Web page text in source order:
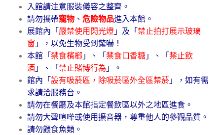
入館請注意服裝儀容之整齊。
請勿攜帶寵物 、 危險物品進入本館。
展館內「嚴禁使用閃光燈」及「禁止拍打展示玻璃
窗 」，以免生物受到驚嚇！
本館 「禁食檳榔」、「禁食口香糖」 、「禁止飲
酒」 、「禁止賭博行為 」
。
館內 「設有吸菸區，除吸菸區外全區禁菸」
，如有需
求請洽服務台。
請勿在餐廳及本館指定餐飲區以外之地區進食。
請勿大聲喧嘩或使用擴音器，尊重他人的參觀品質。
請勿餵食魚類。